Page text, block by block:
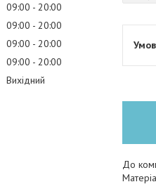
09:00
20:00
09:00
20:00
09:00
20:00
09:00
20:00
Вихідний
До